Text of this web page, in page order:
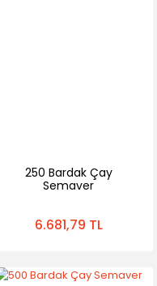
250 Bardak Çay
Semaver
6.681,79 TL